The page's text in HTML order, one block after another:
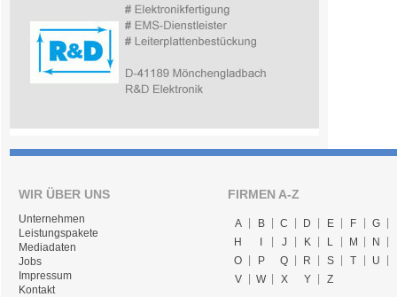
WIR ÜBER UNS
Unternehmen
Leistungspakete
Mediadaten
Jobs
Impressum
Kontakt
FIRMEN A-Z
A B C D E F
G
H
J K L M
N
O
P Q R S T
U
V
W X Y Z